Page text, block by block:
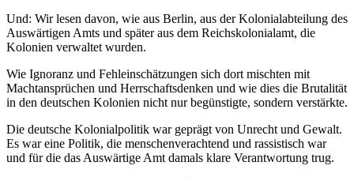
Und: Wir lesen davon, wie aus Berlin, aus der Kolonialabteilung des
Auswärtigen Amts und später aus dem Reichskolonialamt, die
Kolonien verwaltet wurden.
Wie Ignoranz und Fehleinschätzungen sich dort mischten mit
Machtansprüchen und Herrschaftsdenken und wie dies die Brutalität
in den deutschen Kolonien nicht nur begünstigte, sondern verstärkte.
Die deutsche Kolonialpolitik war geprägt von Unrecht und Gewalt.
Es war eine Politik, die menschenverachtend und rassistisch war
und für die das Auswärtige Amt damals klare Verantwortung trug.